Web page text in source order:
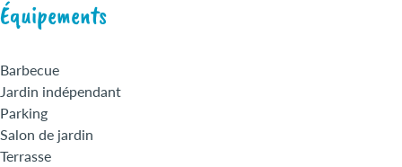
Équipements
Barbecue
Jardin indépendant
Parking
Salon de jardin
Terrasse